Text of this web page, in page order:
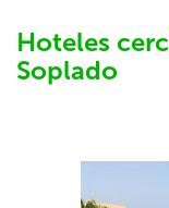
Hoteles
Soplado